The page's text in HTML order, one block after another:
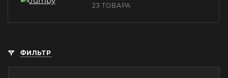
23 ТОВАРА
ФИЛЬТР